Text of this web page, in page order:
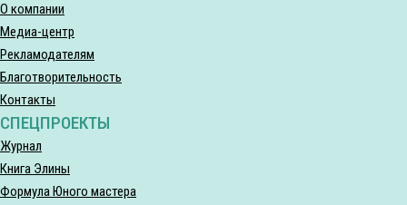
О компании
Медиа-центр
Рекламодателям
Благотворительность
Контакты
СПЕЦПРОЕКТЫ
Журнал
Книга Элины
Формула Юного мастера